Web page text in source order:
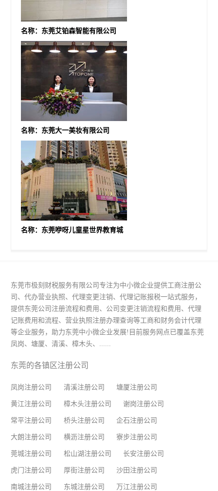
名称：东莞艾铂森智能有限公司
名称：东莞大一美妆有限公司
名称：东莞咿呀儿童星世界教育城
东莞市极刻财税服务有限公司专注为中小微企业提供工商注册公
司、代办营业执照、代理变更注销、代理记账报税一站式服务，
提供东莞公司注册流程和费用、公司变更注销流程和费用、代理
记账费用和流程、营业执照注册办理查询等工商和财务会计代理
等企业服务，助力东莞中小微企业发展!目前服务网点已覆盖东莞
凤岗、塘厦、清溪、樟木头、......
东莞的各镇区注册公司
凤岗注册公司 清溪注册公司 塘厦注册公司
黄江注册公司 樟木头注册公司 谢岗注册公司
常平注册公司 桥头注册公司 企石注册公司
大朗注册公司 横沥注册公司 寮步注册公司
莞城注册公司 松山湖注册公司 长安注册公司
虎门注册公司 厚街注册公司 沙田注册公司
南城注册公司 东城注册公司 万江注册公司